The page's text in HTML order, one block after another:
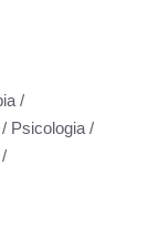
/
Psicologia /